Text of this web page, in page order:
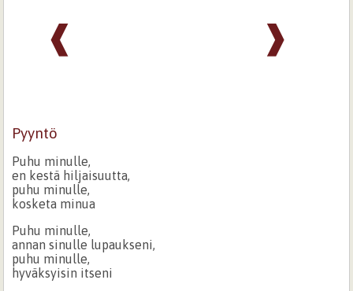
❱
❰
Pyyntö
Puhu minulle,
en kestä hiljaisuutta,
puhu minulle,
kosketa minua
Puhu minulle,
annan sinulle lupaukseni,
puhu minulle,
hyväksyisin itseni